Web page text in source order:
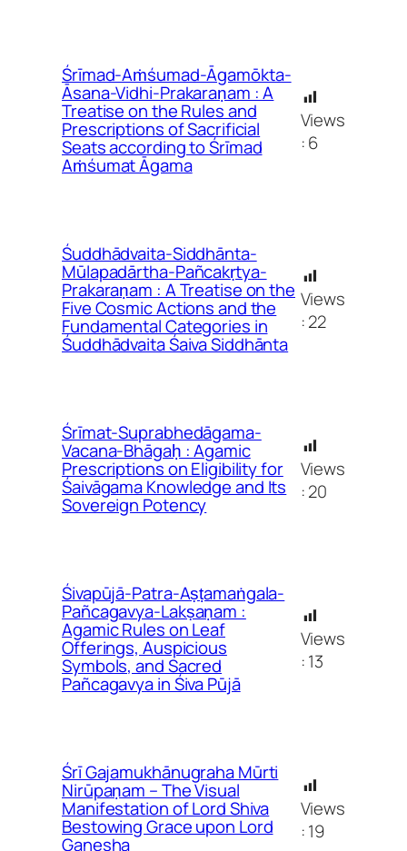
Śrīmad-Aṁśumad-Āgamōkta-
Āsana-Vidhi-Prakaraṇam : A
Treatise on the Rules and
Prescriptions of Sacrificial
Seats according to Śrīmad
Aṁśumat Āgama
Views
:6
Śuddhādvaita-Siddhānta-
Mūlapadārtha-Pañcakṛtya-
Prakaraṇam : A Treatise on the
Five Cosmic Actions and the
Fundamental Categories in
Śuddhādvaita Śaiva Siddhānta
Views
:22
Śrīmat-Suprabhedāgama-
Vacana-Bhāgaḥ : Agamic
Prescriptions on Eligibility for
Śaivāgama Knowledge and Its
Sovereign Potency
Views
:20
Śivapūjā-Patra-Aṣṭamaṅgala-
Pañcagavya-Lakṣaṇam :
Agamic Rules on Leaf
Offerings, Auspicious
Symbols, and Sacred
Pañcagavya in Śiva Pūjā
Views
:13
Śrī Gajamukhānugraha Mūrti
Nirūpaṇam – The Visual
Manifestation of Lord Shiva
Bestowing Grace upon Lord
Ganesha
Views
:19